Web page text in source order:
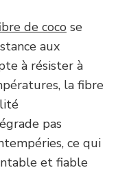
de coco se
aux
à résister à
la fibre
pas
ce qui
et fiable